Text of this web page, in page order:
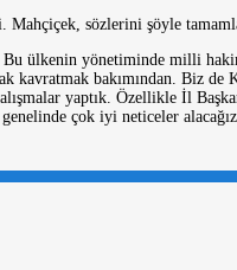
Mahçiçek, sözlerini şöyle
ülkenin yönetiminde milli
bakımından. Biz de
yaptık. Özellikle İl
çok iyi neticeler